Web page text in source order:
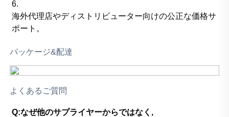
6.
海外代理店やディストリビューター向けの公正な価格サ
ポート。
パッケージ&配達
よくあるご質問
Q:なぜ他のサプライヤーからではなく,